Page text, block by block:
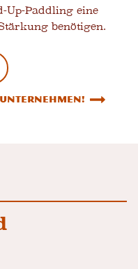
Up-Paddling eine
benötigen.